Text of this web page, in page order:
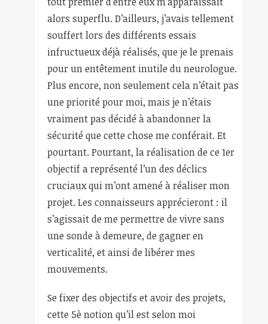
alors superflu. D’ailleurs, j’avais tellement
souffert lors des différents essais
infructueux déjà réalisés, que je le prenais
pour un entêtement inutile du neurologue.
Plus encore, non seulement cela n’était pas
une priorité pour moi, mais je n’étais
vraiment pas décidé à abandonner la
sécurité que cette chose me conférait. Et
pourtant. Pourtant, la réalisation de ce 1er
objectif a représenté l’un des déclics
cruciaux qui m’ont amené à réaliser mon
projet. Les connaisseurs apprécieront : il
s’agissait de me permettre de vivre sans
une sonde à demeure, de gagner en
verticalité, et ainsi de libérer mes
mouvements.
Se fixer des objectifs et avoir des projets,
cette 5è notion qu’il est selon moi